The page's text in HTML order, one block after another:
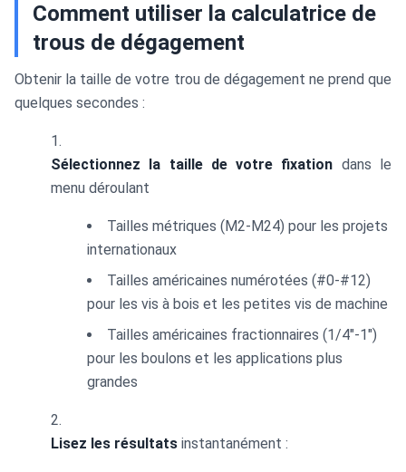
Comment utiliser la calculatrice de
trous de dégagement
Obtenir la taille de votre trou de dégagement ne prend que
quelques secondes :
Sélectionnez la taille de votre fixation dans le
menu déroulant
Tailles métriques (M2-M24) pour les projets
internationaux
Tailles américaines numérotées (#0-#12)
pour les vis à bois et les petites vis de machine
Tailles américaines fractionnaires (1/4"-1")
pour les boulons et les applications plus
grandes
Lisez les résultats instantanément :